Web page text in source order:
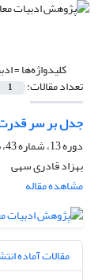
کلیدواژه‌ها =
تعداد مقالات: 1
جدل بر سر
دوره 13، شماره 43، بهار 1387
بهزاد قادری سهی
مشاهده مقاله
مقالات آماده